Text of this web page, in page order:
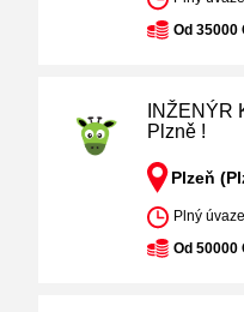
Od 35000
INŽENÝR
Plzně !
Plzeň
Plný
Od 50000